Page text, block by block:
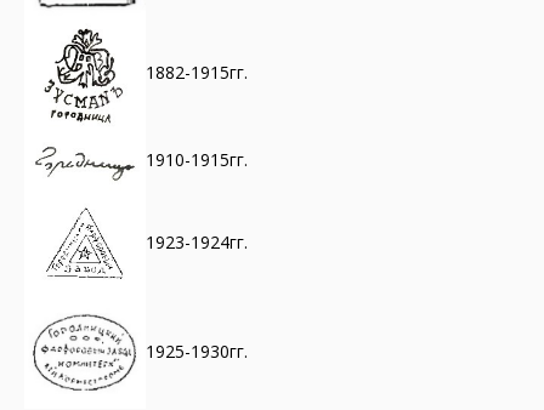
1882-1915гг.
1910-1915гг.
1923-1924гг.
1925-1930гг.